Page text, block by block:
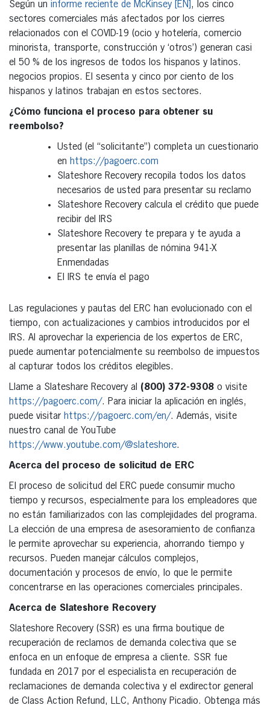
Según un informe reciente de McKinsey [EN] , los cinco
sectores comerciales más afectados por los cierres
relacionados con el COVID-19 (ocio y hotelería, comercio
minorista, transporte, construcción y ‘otros’) generan casi
el 50 % de los ingresos de todos los hispanos y latinos.
negocios propios. El sesenta y cinco por ciento de los
hispanos y latinos trabajan en estos sectores.
¿Cómo funciona el proceso para obtener su
reembolso?
Usted (el “solicitante”) completa un cuestionario
en https://pagoerc.com
Slateshore Recovery recopila todos los datos
necesarios de usted para presentar su reclamo
Slateshore Recovery calcula el crédito que puede
recibir del IRS
Slateshore Recovery te prepara y te ayuda a
presentar las planillas de nómina 941-X
Enmendadas
El IRS te envía el pago
Las regulaciones y pautas del ERC han evolucionado con el
tiempo, con actualizaciones y cambios introducidos por el
IRS. Al aprovechar la experiencia de los expertos de ERC,
puede aumentar potencialmente su reembolso de impuestos
al capturar todos los créditos elegibles.
Llame a Slateshare Recovery al (800) 372-9308 o visite
https://pagoerc.com/. Para iniciar la aplicación en inglés,
puede visitar https://pagoerc.com/en/. Además, visite
nuestro canal de YouTube
https://www.youtube.com/@slateshore.
Acerca del proceso de solicitud de ERC
El proceso de solicitud del ERC puede consumir mucho
tiempo y recursos, especialmente para los empleadores que
no están familiarizados con las complejidades del programa.
La elección de una empresa de asesoramiento de confianza
le permite aprovechar su experiencia, ahorrando tiempo y
recursos. Pueden manejar cálculos complejos,
documentación y procesos de envío, lo que le permite
concentrarse en las operaciones comerciales principales.
Acerca de Slateshore Recovery
Slateshore Recovery (SSR) es una firma boutique de
recuperación de reclamos de demanda colectiva que se
enfoca en un enfoque de empresa a cliente. SSR fue
fundada en 2017 por el especialista en recuperación de
reclamaciones de demanda colectiva y el exdirector general
de Class Action Refund, LLC, Anthony Picadio. Obtenga más